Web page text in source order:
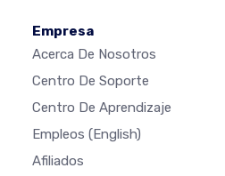
Empresa
Acerca De Nosotros
Centro De Soporte
Centro De Aprendizaje
Empleos (English)
Afiliados